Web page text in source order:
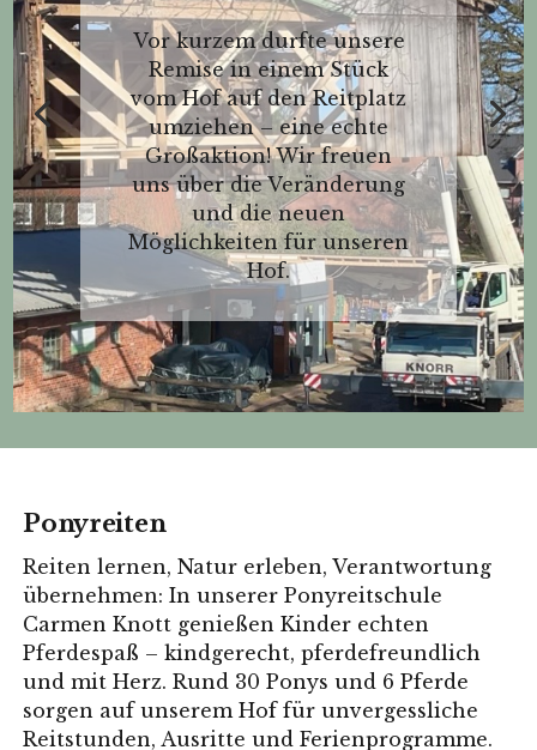
Vor kurzem durfte unsere
Remise in einem Stück
vom Hof auf den Reitplatz
umziehen – eine echte
Großaktion! Wir freuen
uns über die Veränderung
und die neuen
Möglichkeiten für unseren
Hof.
Ponyreiten
Reiten lernen, Natur erleben, Verantwortung
übernehmen: In unserer Ponyreitschule
Carmen Knott genießen Kinder echten
Pferdespaß – kindgerecht, pferdefreundlich
und mit Herz. Rund 30 Ponys und 6 Pferde
sorgen auf unserem Hof für unvergessliche
Reitstunden, Ausritte und Ferienprogramme.